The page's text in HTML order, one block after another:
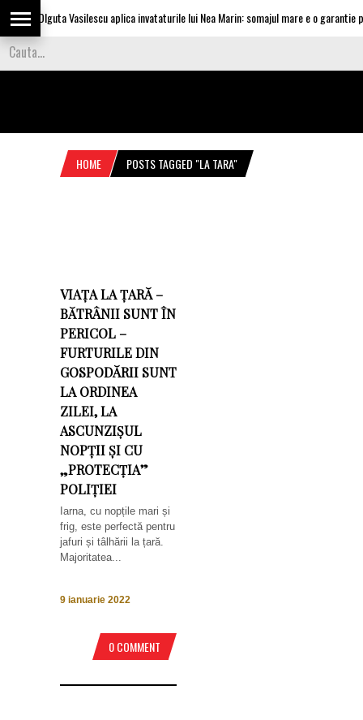
Olguta Vasilescu aplica invataturile lui Nea Marin: somajul mare e o garantie
HOME POSTS TAGGED "LA TARA"
VIAȚA LA ȚARĂ –
BĂTRÂNII SUNT ÎN
PERICOL –
FURTURILE DIN
GOSPODĂRII SUNT
LA ORDINEA
ZILEI, LA
ASCUNZIȘUL
NOPȚII ȘI CU
„PROTECȚIA”
POLIȚIEI
Iarna, cu nopțile mari și
frig, este perfectă pentru
jafuri și tâlhării la țară.
Majoritatea...
9 ianuarie 2022
0 COMMENT